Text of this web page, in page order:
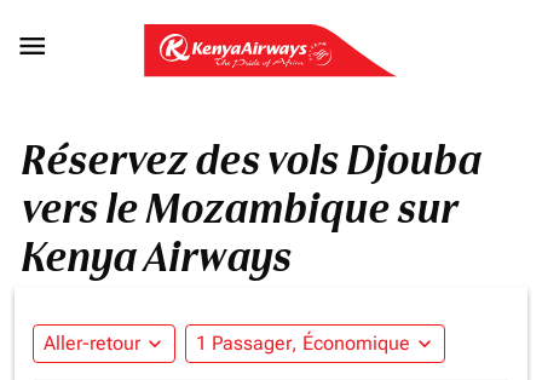

Réservez des vols Djouba
vers le Mozambique sur
Kenya Airways
Aller-retour expand_more 1 Passager, Économique expand_more